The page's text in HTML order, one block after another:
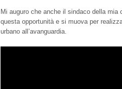
Mi auguro che anche il sindaco della mia
questa opportunità e si muova per
urbano all’avanguardia.